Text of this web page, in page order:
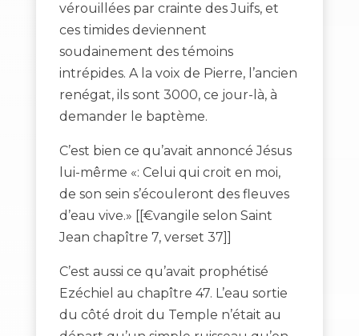
vérouillées par crainte des Juifs, et
ces timides deviennent
soudainement des témoins
intrépides. A la voix de Pierre, l’ancien
renégat, ils sont 3000, ce jour-là, à
demander le baptème.
C’est bien ce qu’avait annoncé Jésus
lui-mêrme «: Celui qui croit en moi,
de son sein s’écouleront des fleuves
d’eau vive.» [[€vangile selon Saint
Jean chapître 7, verset 37]]
C’est aussi ce qu’avait prophétisé
Ezéchiel au chapître 47. L’eau sortie
du côté droit du Temple n’était au